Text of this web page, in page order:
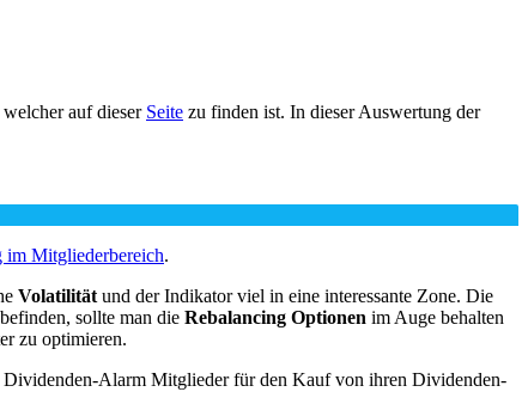
auf dieser Seite zu finden ist. In dieser Auswertung der
im Mitgliederbereich.
Volatilitätund der Indikator viel in eine interessante Zone. Die
sollte man die Rebalancing Optionen im Auge behalten
zu optimieren.
Alarm Mitglieder für den Kauf von ihren Dividenden-